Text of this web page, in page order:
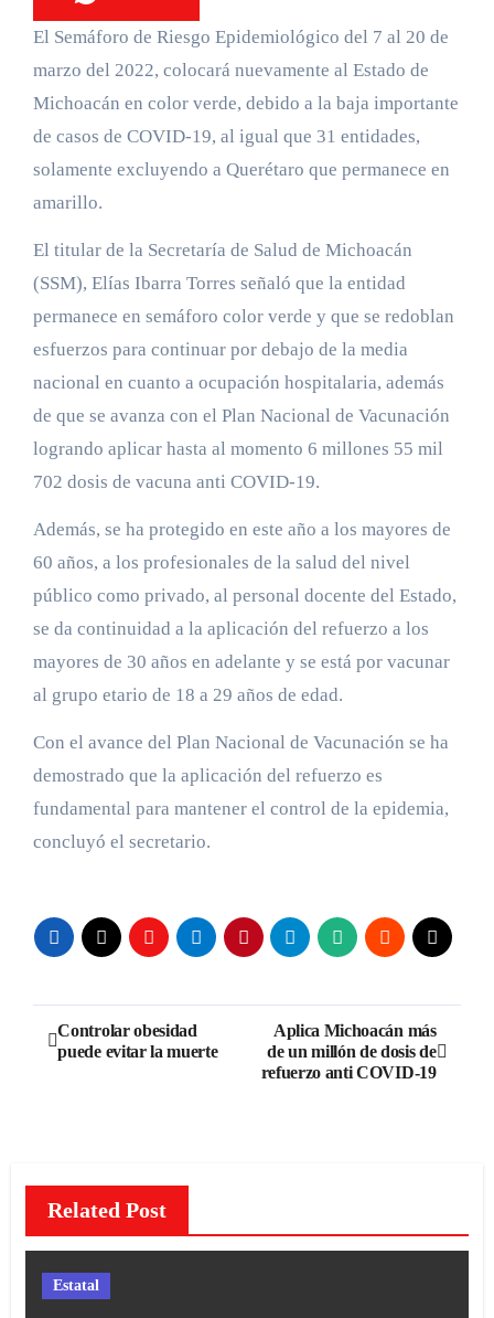
El Semáforo de Riesgo Epidemiológico del 7 al 20 de
marzo del 2022, colocará nuevamente al Estado de
Michoacán en color verde, debido a la baja importante
de casos de COVID-19, al igual que 31 entidades,
solamente excluyendo a Querétaro que permanece en
amarillo.
El titular de la Secretaría de Salud de Michoacán
(SSM), Elías Ibarra Torres señaló que la entidad
permanece en semáforo color verde y que se redoblan
esfuerzos para continuar por debajo de la media
nacional en cuanto a ocupación hospitalaria, además
de que se avanza con el Plan Nacional de Vacunación
logrando aplicar hasta al momento 6 millones 55 mil
702 dosis de vacuna anti COVID-19.
Además, se ha protegido en este año a los mayores de
60 años, a los profesionales de la salud del nivel
público como privado, al personal docente del Estado,
se da continuidad a la aplicación del refuerzo a los
mayores de 30 años en adelante y se está por vacunar
al grupo etario de 18 a 29 años de edad.
Con el avance del Plan Nacional de Vacunación se ha
demostrado que la aplicación del refuerzo es
fundamental para mantener el control de la epidemia,
concluyó el secretario.
Navegación
de
Controlar obesidad
puede evitar la muerte
Aplica Michoacán más
de un millón de dosis de
refuerzo anti COVID-19
Related Post
Estatal